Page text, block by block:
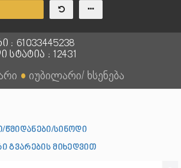
61033445238
: 12431
● იუბილარი/ ხსენება
წმიდანები/სინოდი
გვარების მიხედვით